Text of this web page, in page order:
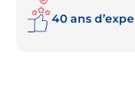
40 ans